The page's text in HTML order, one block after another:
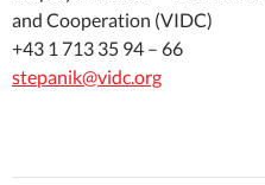
and Cooperation (VIDC)
+43 1 713 35 94 – 66
stepanik@vidc.org